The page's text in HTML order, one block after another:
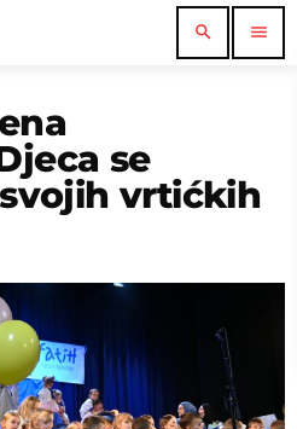
search menu
se
vrtićkih